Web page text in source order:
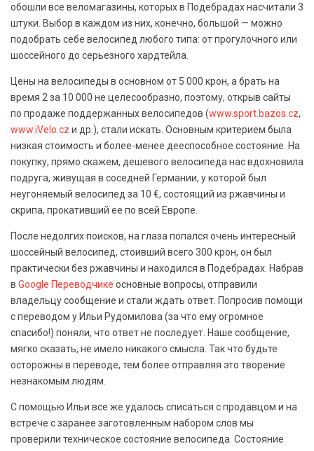
обошли все веломагазины, которых в Подебрадах насчитали 3
штуки. Выбор в каждом из них, конечно, большой — можно
подобрать себе велосипед любого типа: от прогулочного или
шоссейного до серьезного хардтейла.
Цены на велосипеды в основном от 5 000 крон, а брать на
время 2 за 10 000 не целесообразно, поэтому, открыв сайты
по продаже поддержанных велосипедов (www.sport.bazos.cz,
www.iVelo.cz и др.), стали искать. Основным критерием была
низкая стоимость и более-менее дееспособное состояние. На
покупку, прямо скажем, дешевого велосипеда нас вдохновила
подруга, живущая в соседней Германии, у которой был
неугоняемый велосипед за 10 €, состоящий из ржавчины и
скрипа, прокативший ее по всей Европе.
После недолгих поисков, на глаза попался очень интересный
шоссейный велосипед, стоивший всего 300 крон, он был
практически без ржавчины и находился в Подебрадах. Набрав
в Google Переводчике основные вопросы, отправили
владельцу сообщение и стали ждать ответ. Попросив помощи
с переводом у Ильи Рудомилова (за что ему огромное
спасибо!) поняли, что ответ не последует. Наше сообщение,
мягко сказать, не имело никакого смысла. Так что будьте
осторожны в переводе, тем более отправляя это творение
незнакомым людям.
С помощью Ильи все же удалось списаться с продавцом и на
встрече с заранее заготовленным набором слов мы
проверили техническое состояние велосипеда. Состояние